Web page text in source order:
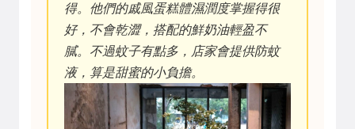
得。他們的戚風蛋糕體濕潤度掌握得很
好，不會乾澀，搭配的鮮奶油輕盈不
膩。不過蚊子有點多，店家會提供防蚊
液，算是甜蜜的小負擔。